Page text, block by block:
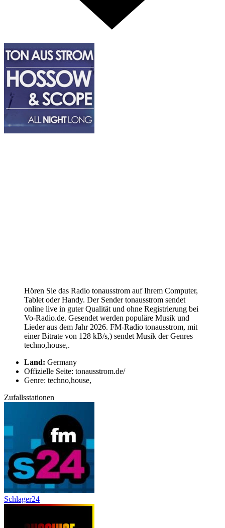
Hören Sie das Radio tonausstrom auf Ihrem Computer,
Tablet oder Handy. Der Sender tonausstrom sendet
online live in guter Qualität und ohne Registrierung bei
Vo-Radio.de. Gesendet werden populäre Musik und
Lieder aus dem Jahr 2026. FM-Radio tonausstrom, mit
einer Bitrate von 128 kB/s,) sendet Musik der Genres
techno,house,.
Land: Germany
Offizielle Seite: tonausstrom.de/
Genre: techno,house,
Zufallsstationen
Schlager24